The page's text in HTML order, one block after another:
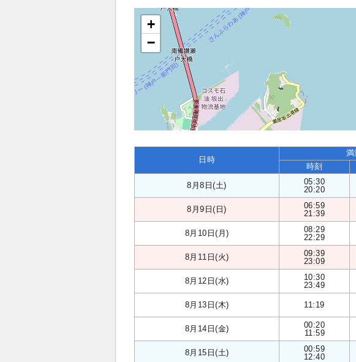
+
−
日時
満
時刻
8月8日(土)
05:30
20:20
8月9日(日)
06:59
21:39
8月10日(月)
08:29
22:29
8月11日(火)
09:39
23:09
8月12日(水)
10:30
23:49
8月13日(木) 11:19
8月14日(金)
00:20
11:59
8月15日(土)
00:59
12:40